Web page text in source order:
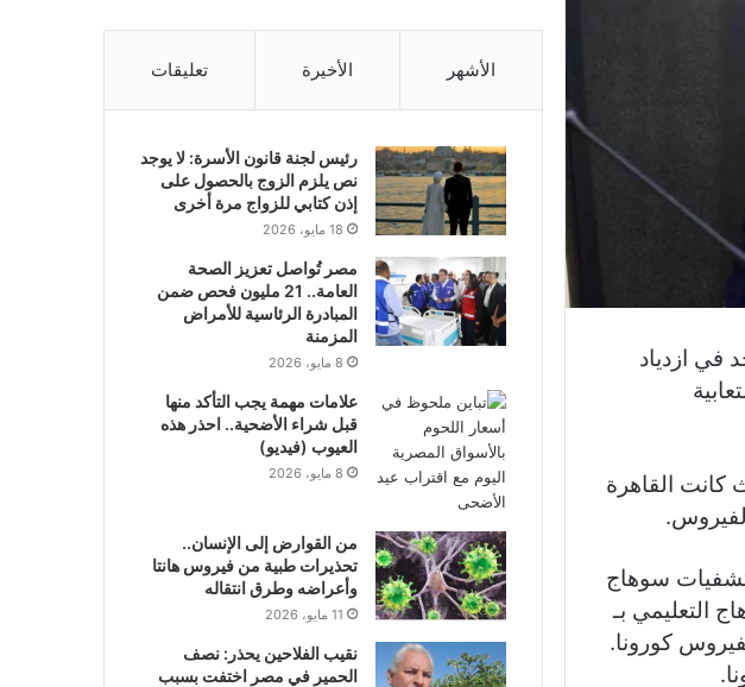
في ازدياد
كانت القاهرة
سوهاج
التعليمي بـ
كورونا.
الأشهر الأخيرة تعليقات
رئيس لجنة قانون الأسرة: لا يوجد
نص يلزم الزوج بالحصول على
إذن كتابي للزواج مرة أخرى
18 مايو، 2026
مصر تُواصل تعزيز الصحة
العامة.. 21 مليون فحص ضمن
المبادرة الرئاسية للأمراض
المزمنة
8 مايو، 2026
علامات مهمة يجب التأكد منها
قبل شراء الأضحية.. احذر هذه
العيوب (فيديو)
8 مايو، 2026
من القوارض إلى الإنسان..
تحذيرات طبية من فيروس هانتا
وأعراضه وطرق انتقاله
11 مايو، 2026
نقيب الفلاحين يحذر: نصف
الحمير في مصر اختفت بسبب